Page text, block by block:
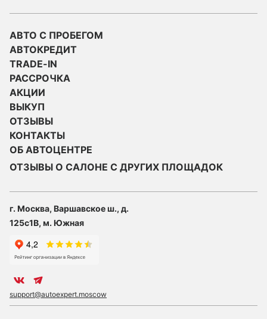
АВТО С ПРОБЕГОМ
АВТОКРЕДИТ
TRADE-IN
РАССРОЧКА
АКЦИИ
ВЫКУП
ОТЗЫВЫ
КОНТАКТЫ
ОБ АВТОЦЕНТРЕ
ОТЗЫВЫ О САЛОНЕ С ДРУГИХ ПЛОЩАДОК
г. Москва, Варшавское ш., д.
125с1В, м. Южная
support@autoexpert.moscow